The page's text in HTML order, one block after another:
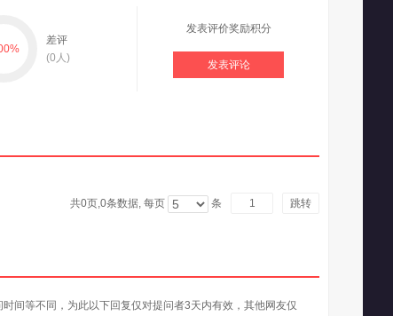
%
差评
(0 人)
发表评价奖励积分
发表评论
共0页,0条数据, 每页 条 跳转
间等不同，为此以下回复仅对提问者3天内有效，其他网友仅